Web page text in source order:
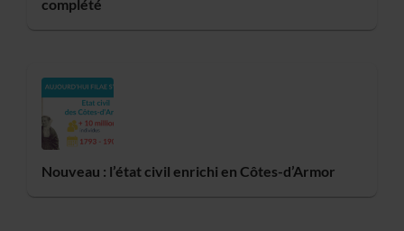
complété
Nouveau : l’état civil enrichi en Côtes-d’Armor